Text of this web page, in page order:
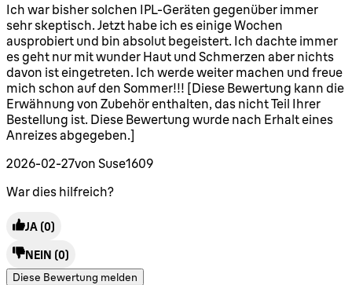
5 Sterne von maximal 5
Ich war bisher solchen IPL-Geräten gegenüber immer
sehr skeptisch. Jetzt habe ich es einige Wochen
ausprobiert und bin absolut begeistert. Ich dachte immer
es geht nur mit wunder Haut und Schmerzen aber nichts
davon ist eingetreten. Ich werde weiter machen und freue
mich schon auf den Sommer!!! [Diese Bewertung kann die
Erwähnung von Zubehör enthalten, das nicht Teil Ihrer
Bestellung ist. Diese Bewertung wurde nach Erhalt eines
Anreizes abgegeben.]
2026-02-27von Suse1609
War dies hilfreich?
JA (0)
NEIN (0)
Diese Bewertung melden